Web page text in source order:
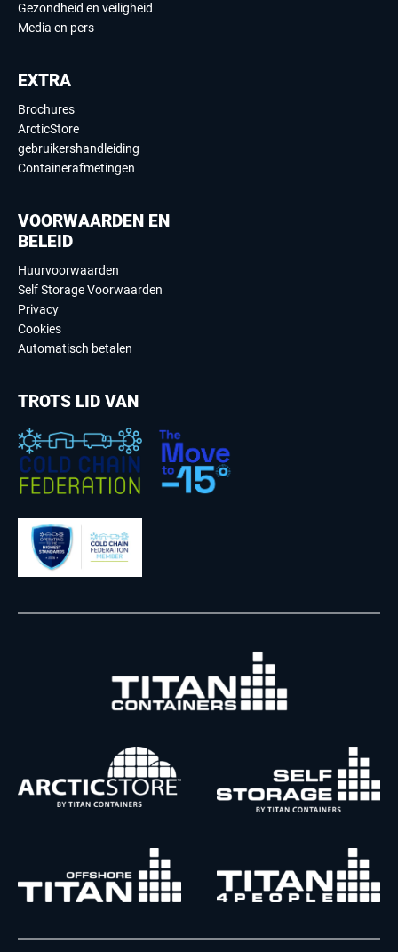
Gezondheid en veiligheid
Media en pers
EXTRA
Brochures
ArcticStore
gebruikershandleiding
Containerafmetingen
VOORWAARDEN EN
BELEID
Huurvoorwaarden
Self Storage Voorwaarden
Privacy
Cookies
Automatisch betalen
TROTS LID VAN